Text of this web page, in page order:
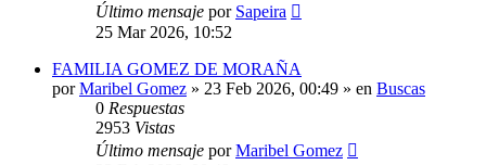
Último mensaje por Sapeira
25 Mar 2026, 10:52
FAMILIA GOMEZ DE MORAÑA
porMaribel Gomez » 23 Feb 2026, 00:49 » en Buscas
0 Respuestas
2953 Vistas
Último mensaje porMaribel Gomez